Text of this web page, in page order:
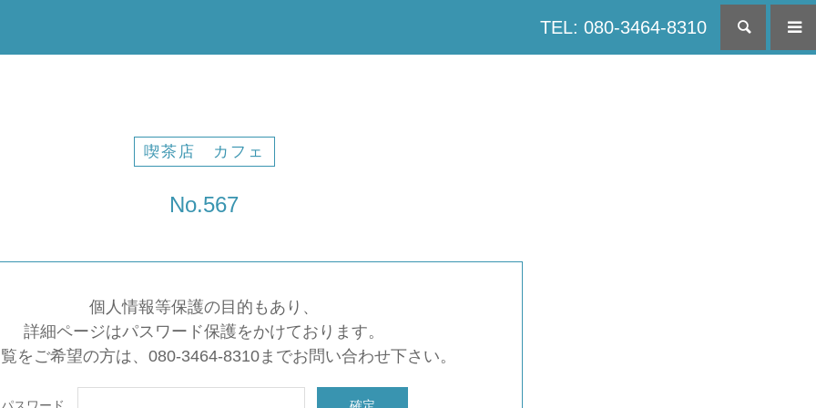
TEL: 080-3464-8310 検索
喫茶店 カフェ
No.567
個人情報等保護の目的もあり、
詳細ページはパスワード保護をかけております。
をご希望の方は、080-3464-8310までお問い合わせ下さい。